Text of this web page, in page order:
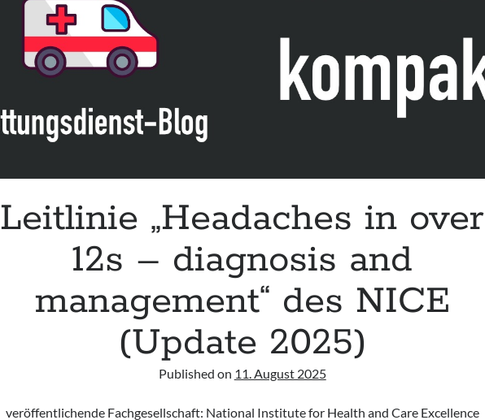
2025)
Leitlinie „Headaches in over
12s – diagnosis and
management“ des NICE
(Update 2025)
Published on 11. August 2025
veröffentlichende Fachgesellschaft: National Institute for Health and Care Excellence